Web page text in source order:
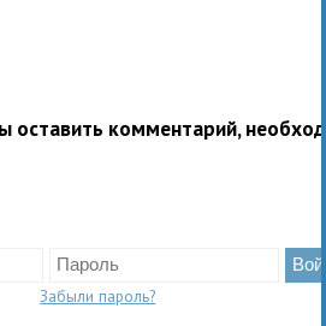
оставить комментарий,
Забыли пароль?